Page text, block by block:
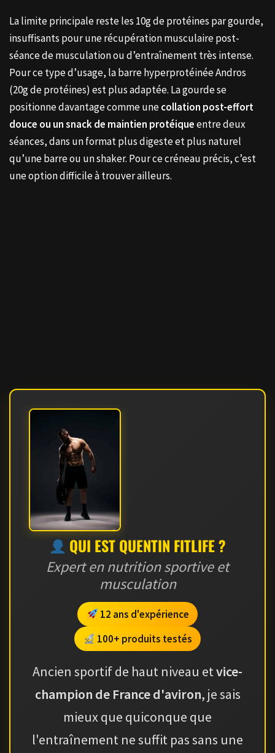
La limite principale reste les 10g de protéines par gourde,
insuffisants pour une récupération musculaire post-
séance de musculation ou d’entraînement très intense.
Pour ce type d’usage, la barre hyperprotéinée Andros
(20g de protéines) est plus adaptée. La gourde se
positionne davantage comme unecollation post-effort
douce ou un snack de maintien protéiqueentre deux
séances, dans un format plus digeste et plus naturel
qu’une barre ou un shaker. Pour ce créneau précis, c’est
une option difficile à trouver ailleurs.
QUI EST QUENTIN FITLIFE ?
Expert en nutrition sportive et
musculation
12 ans d'expérience
100+ produits testés
Ancien sportif de haut niveau etvice-
champion de France d'aviron, je sais
mieux que quiconque que
l'entraînement ne suffit pas sans une